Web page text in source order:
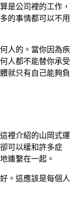
是公司裡的工作，
的事情都可以不用
人的。當你因為疾
人都不能替你承受
就只有自己能夠負
裡介紹的山岡式運
可以緩和許多症
連繫在一起。
。這應該是每個人